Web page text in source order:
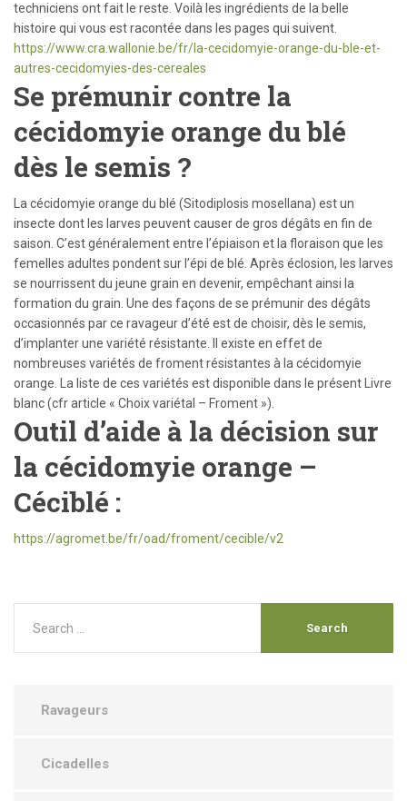
techniciens ont fait le reste. Voilà les ingrédients de la belle
histoire qui vous est racontée dans les pages qui suivent.
https://www.cra.wallonie.be/fr/la-cecidomyie-orange-du-ble-et-
autres-cecidomyies-des-cereales
Se prémunir contre la
cécidomyie orange du blé
dès le semis ?
La cécidomyie orange du blé (Sitodiplosis mosellana) est un
insecte dont les larves peuvent causer de gros dégâts en fin de
saison. C’est généralement entre l’épiaison et la floraison que les
femelles adultes pondent sur l’épi de blé. Après éclosion, les larves
se nourrissent du jeune grain en devenir, empêchant ainsi la
formation du grain. Une des façons de se prémunir des dégâts
occasionnés par ce ravageur d’été est de choisir, dès le semis,
d’implanter une variété résistante. Il existe en effet de
nombreuses variétés de froment résistantes à la cécidomyie
orange. La liste de ces variétés est disponible dans le présent Livre
blanc (cfr article « Choix variétal – Froment »).
Outil d’aide à la décision sur
la cécidomyie orange –
Céciblé :
https://agromet.be/fr/oad/froment/cecible/v2
Ravageurs
Cicadelles